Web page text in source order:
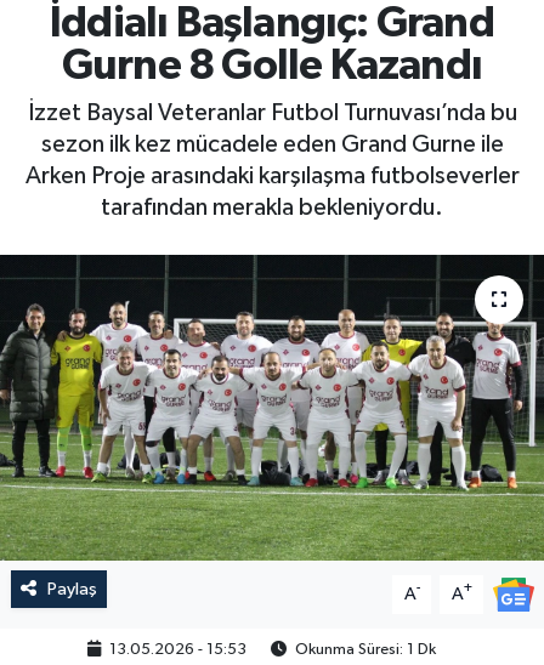
İddialı Başlangıç: Grand
Gurne 8 Golle Kazandı
İzzet Baysal Veteranlar Futbol Turnuvası’nda bu
sezon ilk kez mücadele eden Grand Gurne ile
Arken Proje arasındaki karşılaşma futbolseverler
tarafından merakla bekleniyordu.
Paylaş A- A+
13.05.2026 - 15:53 Okunma Süresi: 1 Dk